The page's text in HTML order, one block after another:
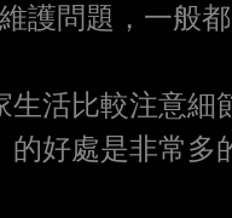
護問題，一般
生活比較注意細
的好處是非常多